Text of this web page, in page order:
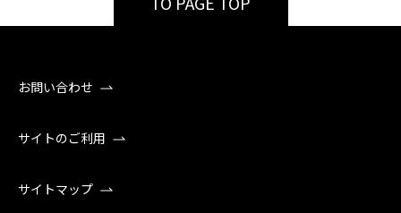
お問い合わせ
サイトのご利用
サイトマップ